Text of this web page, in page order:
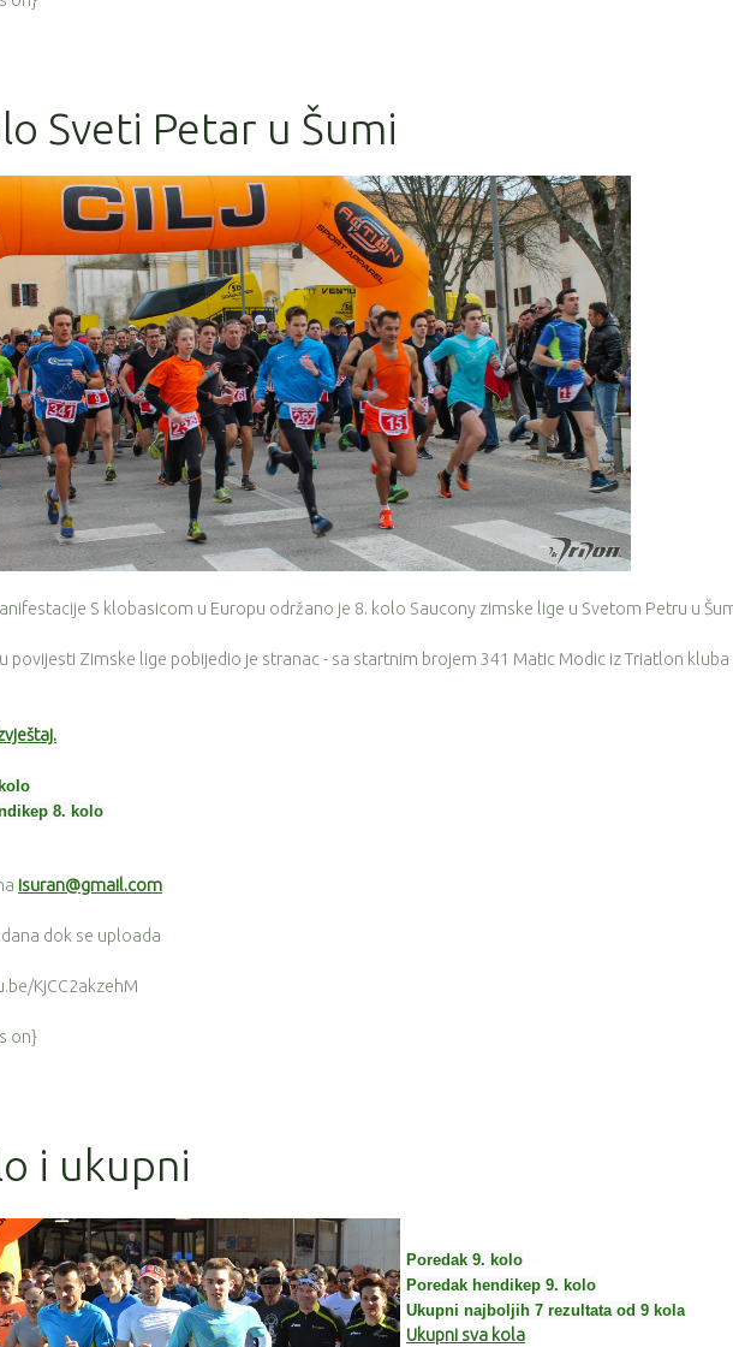
Sveti Petar u Šumi
S klobasicom u Europu održano je 8. kolo Saucony zimske lige u Svetom Petru u
povijesti Zimske lige pobijedio je stranac - sa startnim brojem 341 Matic Modic iz Triatlon kluba
8. kolo
isuran@gmail.com
dok se uploada
KjCC2akzehM
on}
i ukupni
Poredak 9. kolo
Poredak hendikep 9. kolo
Ukupni najboljih 7 rezultata od 9 kola
Ukupni sva kola